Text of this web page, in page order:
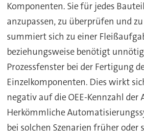
Komponenten. Sie für jedes
anzupassen, zu überprüfen und
summiert sich zu einer
beziehungsweise benötigt
Prozessfenster bei der Fertigung
Einzelkomponenten. Dies wirkt
negativ auf die OEE-Kennzahl der
Herkömmliche
bei solchen Szenarien früher oder